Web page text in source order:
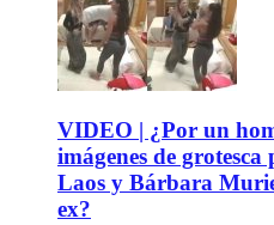
VIDEO | ¿Por un
imágenes de
Laos y Bárbara
ex?